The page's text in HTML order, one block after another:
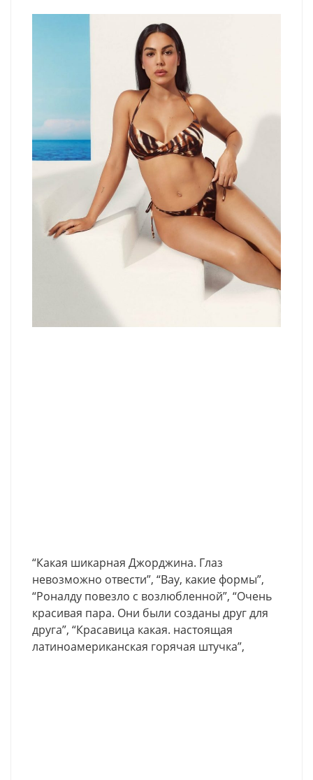
“Какая шикарная Джорджина. Глаз
невозможно отвести”, “Вау, какие формы”,
“Роналду повезло с возлюбленной”, “Очень
красивая пара. Они были созданы друг для
друга”, “Красавица какая. настоящая
латиноамериканская горячая штучка”,